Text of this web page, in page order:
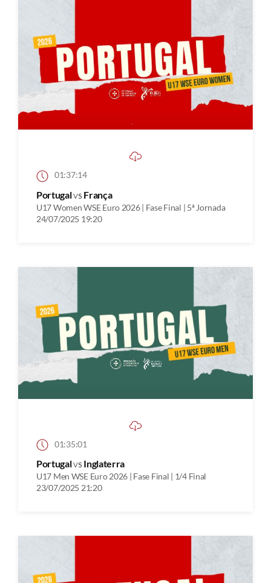
01:37:14
Portugalvs França
U17 Women WSE Euro 2026 | Fase Final | 5ª Jornada
24/07/2025 19:20
01:35:01
Portugalvs Inglaterra
U17 Men WSE Euro 2026 | Fase Final | 1/4 Final
23/07/2025 21:20